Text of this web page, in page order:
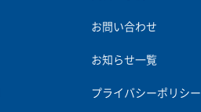
お問い合わせ
お知らせ一覧
プライバシーポリシー